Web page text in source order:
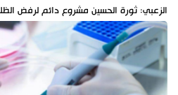
الزعبي: ثورة الحسين مشروع دائم لرفض